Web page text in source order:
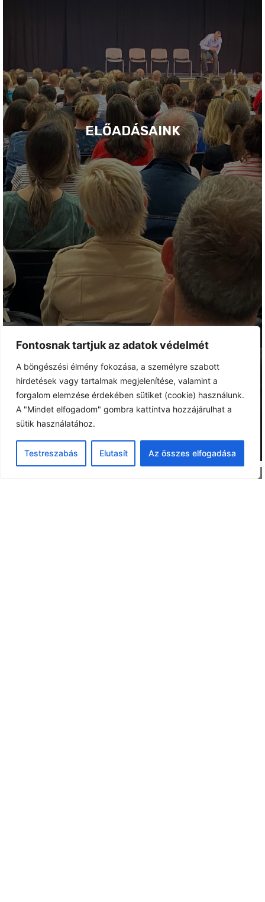
Fontosnak tartjuk az adatok védelmét
A böngészési élmény fokozása, a személyre szabott
hirdetések vagy tartalmak megjelenítése, valamint a
forgalom elemzése érdekében sütiket (cookie) használunk.
A "Mindet elfogadom" gombra kattintva hozzájárulhat a
sütik használatához.
Testreszabás Elutasít Az összes elfogadása
ELŐADÁSAINK